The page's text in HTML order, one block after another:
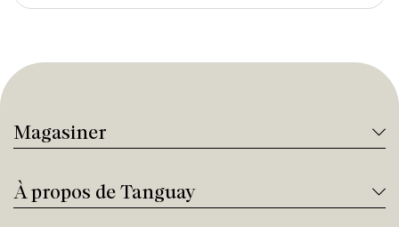
Magasiner
À propos de Tanguay